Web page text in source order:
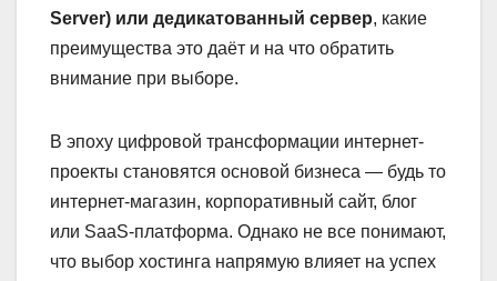
Server) или дедикатованный сервер, какие
преимущества это даёт и на что обратить
внимание при выборе.
В эпоху цифровой трансформации интернет-
проекты становятся основой бизнеса — будь то
интернет-магазин, корпоративный сайт, блог
или SaaS-платформа. Однако не все понимают,
что выбор хостинга напрямую влияет на успех